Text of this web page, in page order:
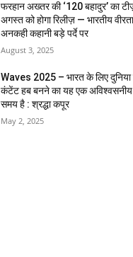
फरहान अख्तर की ‘120 बहादुर’ का
अगस्त को होगा रिलीज़ — भारतीय
अनकही कहानी बड़े पर्दे पर
August 3, 2025
Waves 2025 – भारत के लिए दुनिया
कंटेंट हब बनने का यह एक अविश्वसनीय
समय है : श्रद्धा कपूर
May 2, 2025